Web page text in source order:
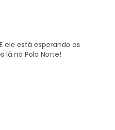
ele está esperando as
lá no Polo Norte!